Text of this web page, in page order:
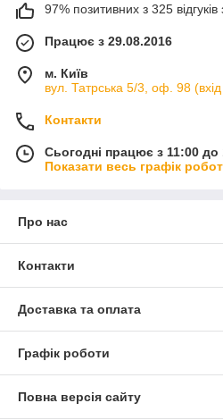
97% позитивних з 325 відгуків
Працює з 29.08.2016
м. Київ
вул. Татрська 5/3, оф. 98
Контакти
Сьогодні працює з 11:00 до
Показати весь графік
Про нас
Контакти
Доставка та оплата
Графік роботи
Повна версія сайту